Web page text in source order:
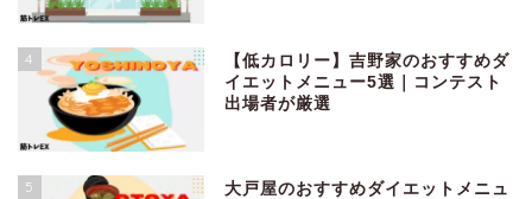
4
【低カロリー】吉野家のおすすめダ
イエットメニュー5選｜コンテスト
出場者が厳選
5
大戸屋のおすすめダイエットメニュ